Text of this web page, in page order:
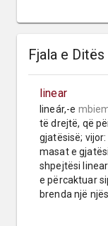
Fjala e Ditës
linear
lineár,-e
të drejtë, që
gjatësisë;
masat e
shpejtësi
e përcaktuar
brenda një